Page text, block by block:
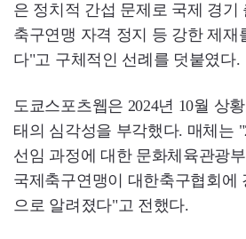
은 정치적 간섭 문제로 국제 경기
축구연맹 자격 정지 등 강한 제재
다"고 구체적인 선례를 덧붙였다.
도쿄스포츠웹은 2024년 10월 상
태의 심각성을 부각했다. 매체는
선임 과정에 대한 문화체육관광
국제축구연맹이 대한축구협회에
으로 알려졌다"고 전했다.